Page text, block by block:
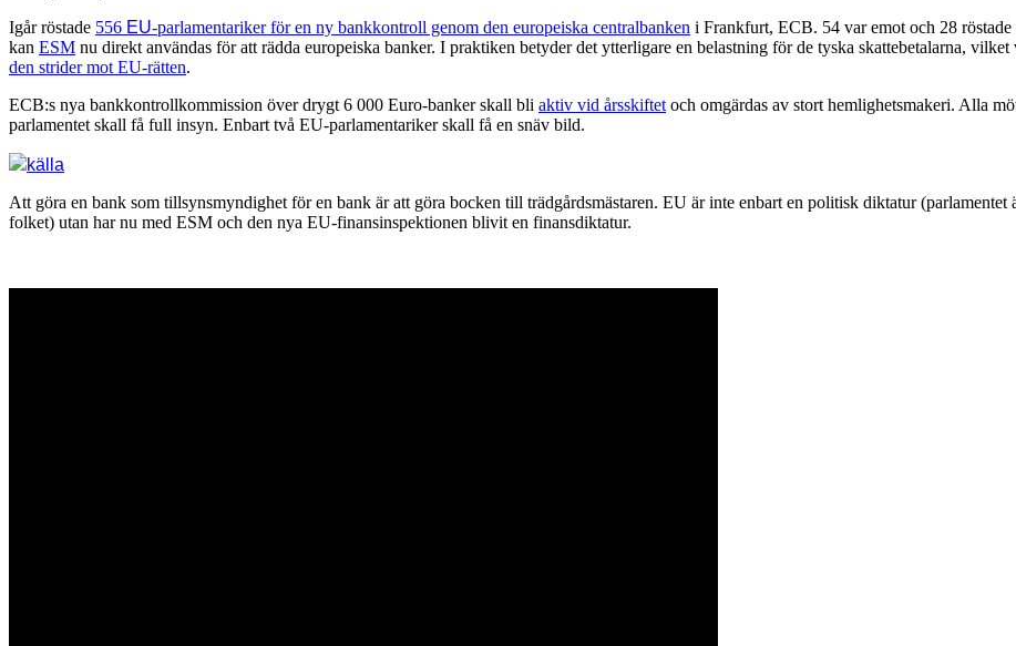
Igår röstade 556 EU-parlamentariker för en ny bankkontroll genom den europeiska centralbanken i Frankfurt, ECB. 54 var emot och 28
kan ESM nu direkt användas för att rädda europeiska banker. I praktiken betyder det ytterligare en belastning för de tyska skattebetalarna, vilket
den strider mot EU-rätten.
ECB:s nya bankkontrollkommission över drygt 6 000 Euro-banker skall bli aktiv vid årsskiftet och omgärdas av stort hemlighetsmakeri. Alla
parlamentet skall få full insyn. Enbart två EU-parlamentariker skall få en snäv bild.
källa
Att göra en bank som tillsynsmyndighet för en bank är att göra bocken till trädgårdsmästaren. EU är inte enbart en politisk diktatur
folket) utan har nu med ESM och den nya EU-finansinspektionen blivit en finansdiktatur.